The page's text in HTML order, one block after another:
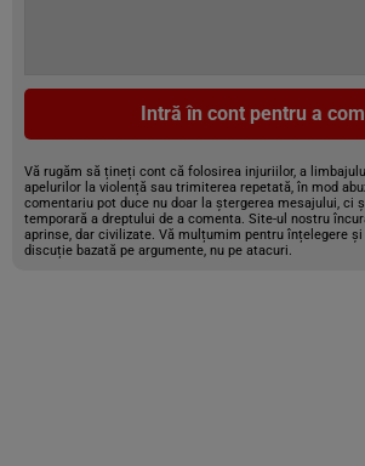
Intră în cont pentru a
Vă rugăm să țineți cont că folosirea injuriilor, a
apelurilor la violență sau trimiterea repetată, în mod
comentariu pot duce nu doar la ștergerea mesajului, ci
temporară a dreptului de a comenta. Site-ul nostru
aprinse, dar civilizate. Vă mulțumim pentru înțelegere
discuție bazată pe argumente, nu pe atacuri.